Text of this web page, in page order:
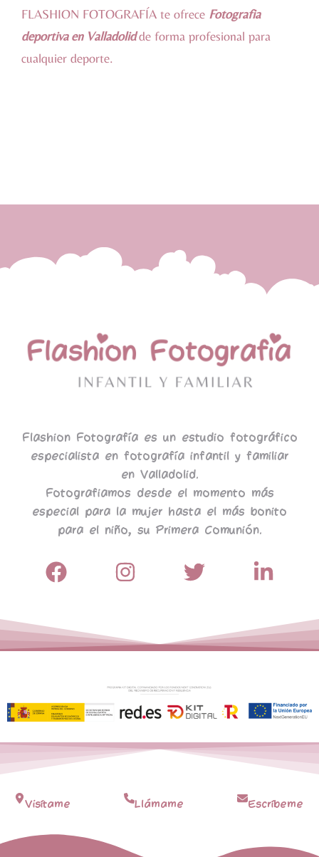
FLASHION FOTOGRAFÍA te ofrece Fotografia
deportiva en Valladolidde forma profesional para
cualquier deporte.
Flashion Fotografía es un estudio fotográfico
especialista en fotografía infantil y familiar
en Valladolid.
Fotografiamos desde el momento más
especial para la mujer hasta el más bonito
para el niño, su Primera Comunión.
Visítame Llámame Escríbeme